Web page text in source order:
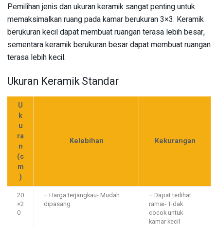
Pemilihan jenis dan ukuran keramik sangat penting untuk
memaksimalkan ruang pada kamar berukuran 3×3. Keramik
berukuran kecil dapat membuat ruangan terasa lebih besar,
sementara keramik berukuran besar dapat membuat ruangan
terasa lebih kecil.
Ukuran Keramik Standar
U
k
u
ra
n
(c
m
)
Kelebihan Kekurangan
20
×2
0
– Harga terjangkau- Mudah
dipasang
– Dapat terlihat
ramai- Tidak
cocok untuk
kamar kecil